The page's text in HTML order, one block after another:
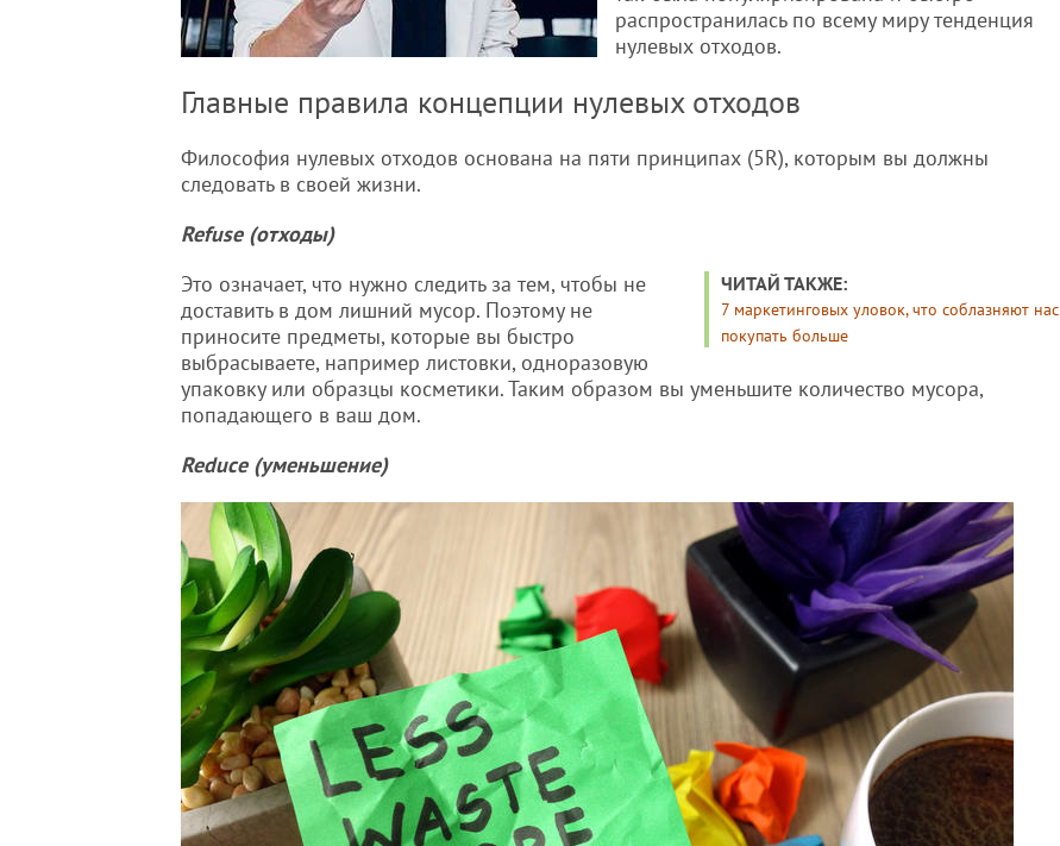
распространилась по всему миру тенденция
нулевых отходов.
Главные правила концепции нулевых отходов
Философия нулевых отходов основана на пяти принципах (5R), которым вы должны
следовать в своей жизни.
Refuse (отходы)
ЧИТАЙ ТАКЖЕ:
7 маркетинговых уловок, что соблазняют нас
покупать больше
Это означает, что нужно следить за тем, чтобы не
доставить в дом лишний мусор. Поэтому не
приносите предметы, которые вы быстро
выбрасываете, например листовки, одноразовую
упаковку или образцы косметики. Таким образом вы уменьшите количество мусора,
попадающего в ваш дом.
Reduce (уменьшение)